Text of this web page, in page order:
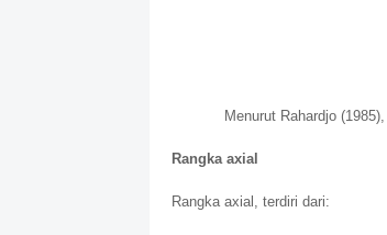
Menurut Rahardjo
Rangka axial
Rangka axial, terdiri dari: